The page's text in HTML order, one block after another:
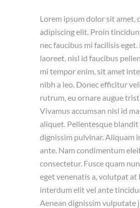
Lorem ipsum dolor sit amet,
adipiscing elit. Proin
nec faucibus mi facilisis
laoreet, nisl id faucibus
mi tempor enim, sit amet
nibh a leo. Donec efficitur
rutrum, eu ornare augue
Vivamus accumsan nisl id
aliquet. Pellentesque
dignissim pulvinar. Aliquam
ante. Nam condimentum
consectetur. Fusce quam
eget venenatis a, volutpat at
interdum elit vel ante
Aenean dignissim vulputate